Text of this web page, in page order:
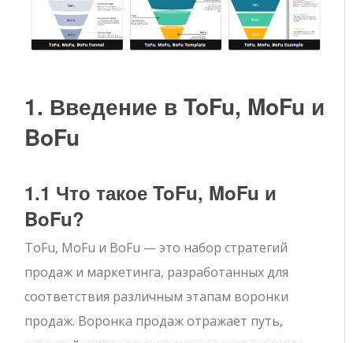
1. Введение в ToFu, MoFu и
BoFu
1.1 Что такое ToFu, MoFu и
BoFu?
ToFu, MoFu и BoFu — это набор стратегий
продаж и маркетинга, разработанных для
соответствия различным этапам воронки
продаж. Воронка продаж отражает путь,